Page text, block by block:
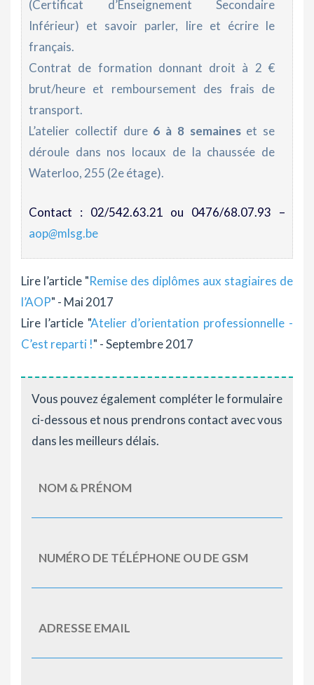
(Certificat d’Enseignement Secondaire
Inférieur) et savoir parler, lire et écrire le
français.
Contrat de formation donnant droit à 2 €
brut/heure et remboursement des frais de
transport.
L’atelier collectif dure 6 à 8 semaineset se
déroule dans nos locaux de la chaussée de
Waterloo, 255 (2e étage).
Contact : 02/542.63.21 ou 0476/68.07.93 –
aop@mlsg.be
Lire l’article "Remise des diplômes aux stagiaires de
l’AOP" - Mai 2017
Lire l’article "Atelier d’orientation professionnelle -
C’est reparti !" - Septembre 2017
Vous pouvez également compléter le formulaire
ci-dessous et nous prendrons contact avec vous
dans les meilleurs délais.